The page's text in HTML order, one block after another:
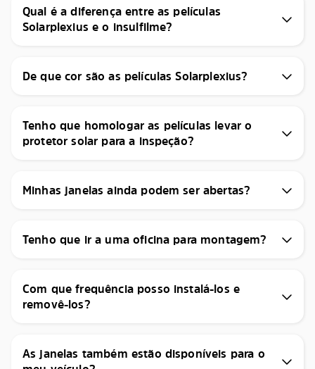
Qual é a diferença entre as películas
Solarplexius e o insulfilme?
De que cor são as películas Solarplexius?
Tenho que homologar as películas levar o
protetor solar para a inspeção?
Minhas janelas ainda podem ser abertas?
Tenho que ir a uma oficina para montagem?
Com que frequência posso instalá-los e
removê-los?
As janelas também estão disponíveis para o